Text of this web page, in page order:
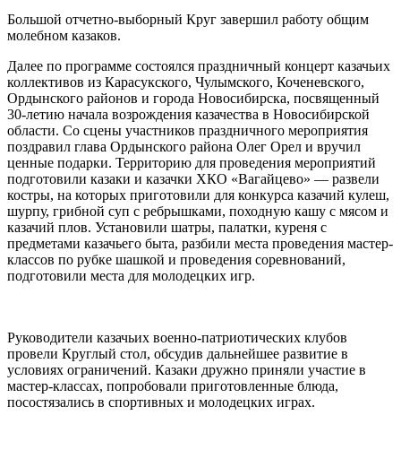
Большой отчетно-выборный Круг завершил работу общим
молебном казаков.
Далее по программе состоялся праздничный концерт казачьих
коллективов из Карасукского, Чулымского, Коченевского,
Ордынского районов и города Новосибирска, посвященный
30-летию начала возрождения казачества в Новосибирской
области. Со сцены участников праздничного мероприятия
поздравил глава Ордынского района Олег Орел и вручил
ценные подарки. Территорию для проведения мероприятий
подготовили казаки и казачки ХКО «Вагайцево» — развели
костры, на которых приготовили для конкурса казачий кулеш,
шурпу, грибной суп с ребрышками, походную кашу с мясом и
казачий плов. Установили шатры, палатки, куреня с
предметами казачьего быта, разбили места проведения мастер-
классов по рубке шашкой и проведения соревнований,
подготовили места для молодецких игр.
Руководители казачьих военно-патриотических клубов
провели Круглый стол, обсудив дальнейшее развитие в
условиях ограничений. Казаки дружно приняли участие в
мастер-классах, попробовали приготовленные блюда,
посостязались в спортивных и молодецких играх.